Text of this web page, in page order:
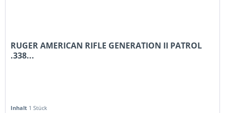
RUGER AMERICAN RIFLE GENERATION II PATROL
.338...
Inhalt 1 Stück